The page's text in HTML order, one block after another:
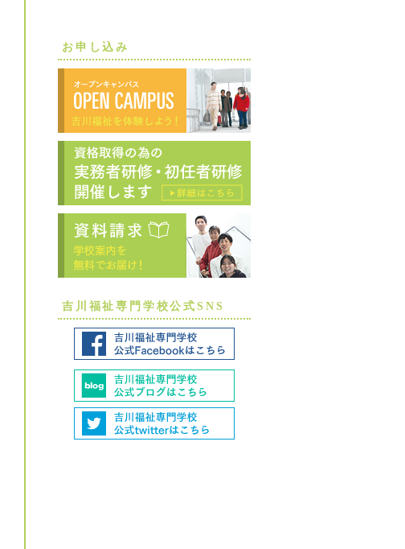
お申し込み
吉川福祉専門学校公式SNS